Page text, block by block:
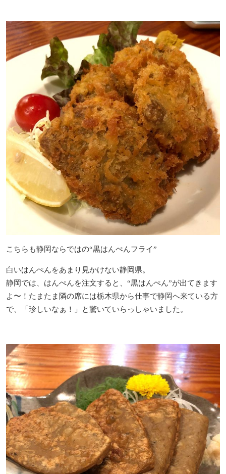
こちらも静岡ならではの“黒はんぺんフライ”
白いはんぺんをあまり見かけない静岡県。
静岡では、はんぺんを注文すると、“黒はんぺん”が出てきます
よ〜！たまたま隣の席には栃木県から仕事で静岡へ来ている方
で、「珍しいなぁ！」と驚いていらっしゃいました。